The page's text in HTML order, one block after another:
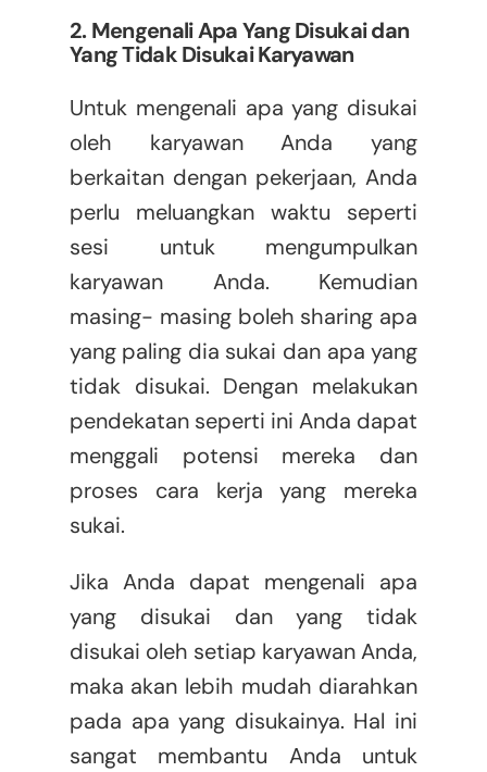
2. Mengenali Apa Yang Disukai dan
Yang Tidak Disukai Karyawan
Untuk mengenali apa yang disukai
oleh karyawan Anda yang
berkaitan dengan pekerjaan, Anda
perlu meluangkan waktu seperti
sesi untuk mengumpulkan
karyawan Anda. Kemudian
masing- masing boleh sharing apa
yang paling dia sukai dan apa yang
tidak disukai. Dengan melakukan
pendekatan seperti ini Anda dapat
menggali potensi mereka dan
proses cara kerja yang mereka
sukai.
Jika Anda dapat mengenali apa
yang disukai dan yang tidak
disukai oleh setiap karyawan Anda,
maka akan lebih mudah diarahkan
pada apa yang disukainya. Hal ini
sangat membantu Anda untuk